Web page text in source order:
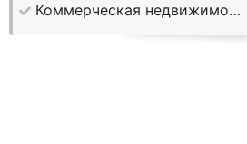
Коммерческая недвижимость